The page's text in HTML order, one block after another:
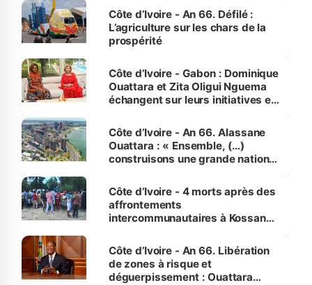
Côte d’Ivoire - An 66. Défilé :
L’agriculture sur les chars de la
prospérité
Côte d’Ivoire - Gabon : Dominique
Ouattara et Zita Oligui Nguema
échangent sur leurs initiatives en
enfants
Côte d’Ivoire - An 66. Alassane
Ouattara : « Ensemble, (…)
construisons une grande nation
générations futures »
Côte d’Ivoire - 4 morts après des
affrontements
intercommunautaires à Kossandji
milieu des sinistrés
Côte d’Ivoire - An 66. Libération
de zones à risque et
déguerpissement : Ouattara